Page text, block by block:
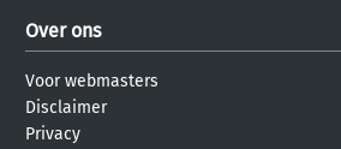
Over ons
Voor webmasters
Disclaimer
Privacy